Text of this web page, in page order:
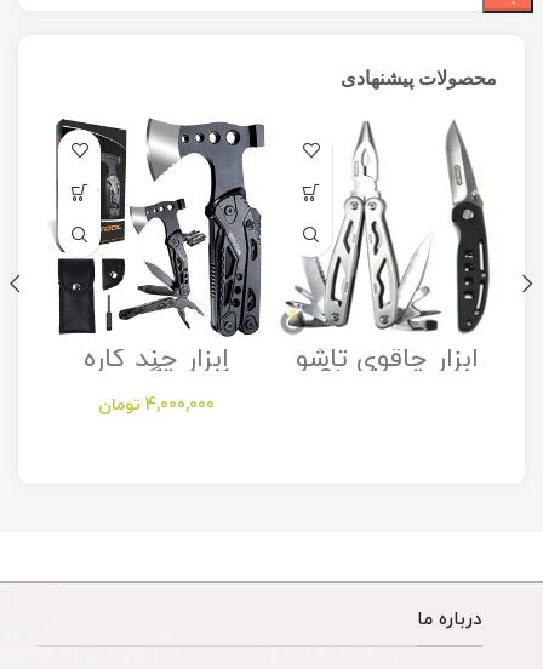
محصولات پیشنهادی
ابزار چاقوی تاشو
مدل Stanley
ابزار چند کاره
کمپینگ مدل
Camping
Multitool
4,000,000 تومان
درباره ما